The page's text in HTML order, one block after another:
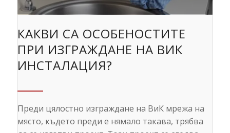
КАКВИ СА ОСОБЕНОСТИТЕ
ПРИ ИЗГРАЖДАНЕ НА ВИК
ИНСТАЛАЦИЯ?
Преди цялостно изграждане на ВиК мрежа на
място, където преди е нямало такава, трябва